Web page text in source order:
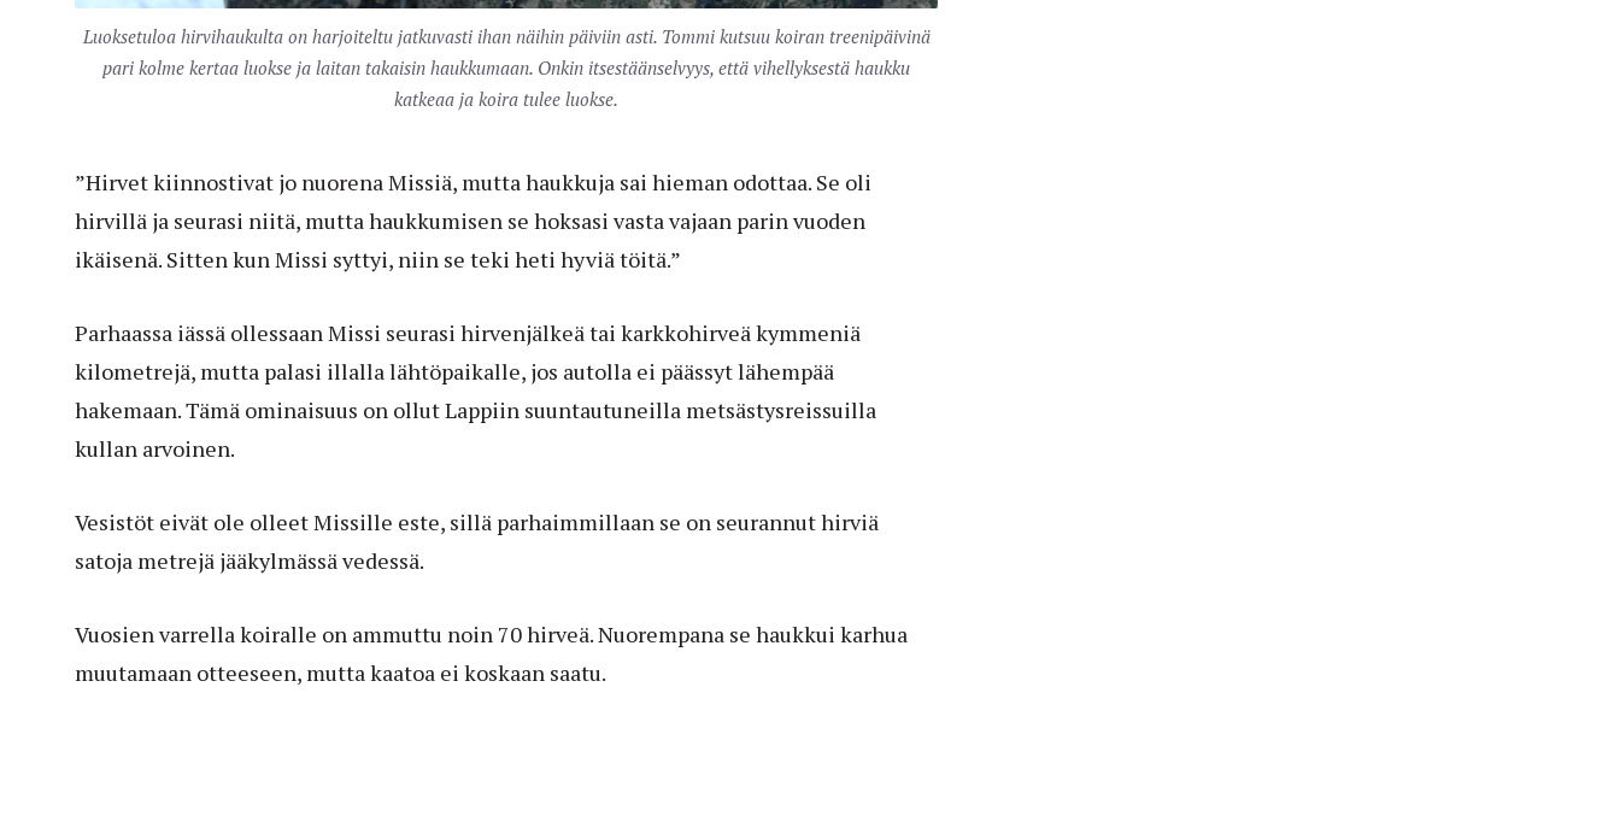
Luoksetuloa hirvihaukulta on harjoiteltu jatkuvasti ihan näihin päiviin asti. Tommi kutsuu koiran treenipäivinä
pari kolme kertaa luokse ja laitan takaisin haukkumaan. Onkin itsestäänselvyys, että vihellyksestä haukku
katkeaa ja koira tulee luokse.
”Hirvet kiinnostivat jo nuorena Missiä, mutta haukkuja sai hieman odottaa. Se oli
hirvillä ja seurasi niitä, mutta haukkumisen se hoksasi vasta vajaan parin vuoden
ikäisenä. Sitten kun Missi syttyi, niin se teki heti hyviä töitä.”
Parhaassa iässä ollessaan Missi seurasi hirvenjälkeä tai karkkohirveä kymmeniä
kilometrejä, mutta palasi illalla lähtöpaikalle, jos autolla ei päässyt lähempää
hakemaan. Tämä ominaisuus on ollut Lappiin suuntautuneilla metsästysreissuilla
kullan arvoinen.
Vesistöt eivät ole olleet Missille este, sillä parhaimmillaan se on seurannut hirviä
satoja metrejä jääkylmässä vedessä.
Vuosien varrella koiralle on ammuttu noin 70 hirveä. Nuorempana se haukkui karhua
muutamaan otteeseen, mutta kaatoa ei koskaan saatu.